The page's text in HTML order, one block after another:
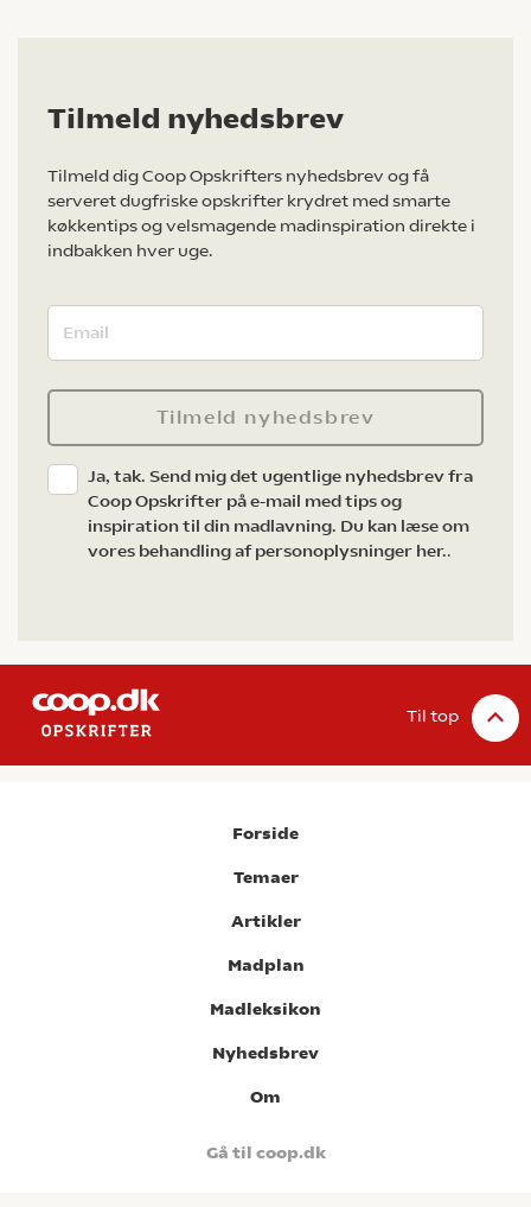
Tilmeld nyhedsbrev
Tilmeld dig Coop Opskrifters nyhedsbrev og få
serveret dugfriske opskrifter krydret med smarte
køkkentips og velsmagende madinspiration direkte i
indbakken hver uge.
Tilmeld nyhedsbrev
Ja, tak. Send mig det ugentlige nyhedsbrev fra
Coop Opskrifter på e-mail med tips og
inspiration til din madlavning. Du kan læse om
vores behandling af personoplysninger her..
Til top
Forside
Temaer
Artikler
Madplan
Madleksikon
Nyhedsbrev
Om
Gå til coop.dk